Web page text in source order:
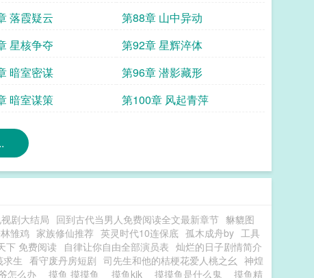
落霞疑云
第88章 山中异动
星核争夺
第92章 星辉淬体
暗室密谋
第96章 潜影藏形
暗室谋策 第100章 风起青萍
剧大结局 回到古代当男人免费阅读全文最新章节 貅貔图
雏鸡 家族修仙推荐 英灵时代10连保底 孤木成舟by 工具
下 免费阅读 自律让你自由全部演员表 灿烂的日子剧情简介
求生 看守废丹房短剧 司先生和他的桔梗花爱人桃之幺 神煌
怎么办 摸鱼 摸摸鱼 摸鱼kik 摸摸鱼是什么鬼
摸鱼精